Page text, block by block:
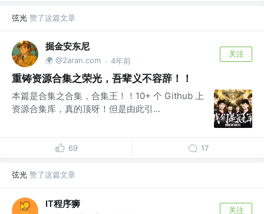
弦光 赞了这篇文章
掘金安东尼
🌍 @2aran.com · 4年前
关注
重铸资源合集之荣光，吾辈义不容辞！！
本篇是合集之合集，合集王！！10+ 个 Github 上
资源合集库，真的顶呀！但是由此引...
69 17
弦光 赞了这篇文章
IT程序狮
关注